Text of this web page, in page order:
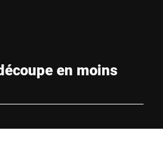
en moins